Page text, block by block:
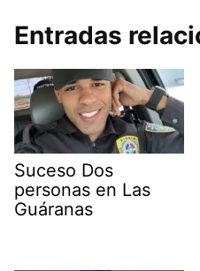
Entradas
Suceso Dos
personas en Las
Guáranas